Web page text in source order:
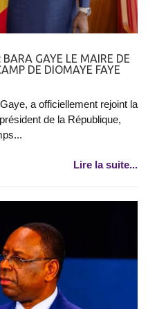
GAYE LE MAIRE DE
DE DIOMAYE FAYE
a officiellement rejoint la
de la République,
Lire la suite...